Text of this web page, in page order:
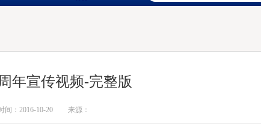
年宣传视频-完整版
间：2016-10-20 来源：